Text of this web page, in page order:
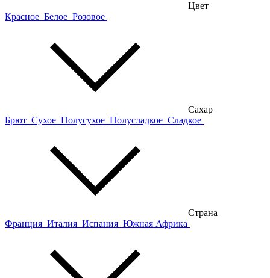
Цвет
Красное Белое Розовое
Сахар
Брют Сухое Полусухое Полусладкое Сладкое
Страна
Франция Италия Испания Южная Африка